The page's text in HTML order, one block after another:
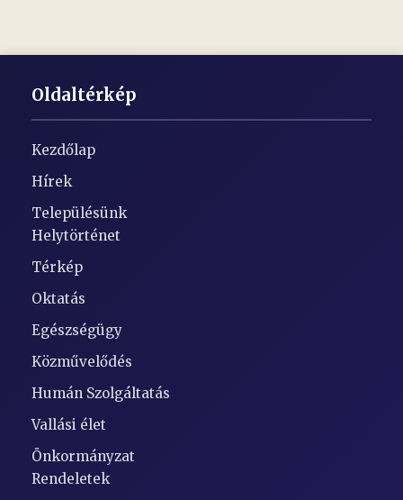
Oldaltérkép
Kezdőlap
Hírek
Településünk
Helytörténet
Térkép
Oktatás
Egészségügy
Közművelődés
Humán Szolgáltatás
Vallási élet
Önkormányzat
Rendeletek